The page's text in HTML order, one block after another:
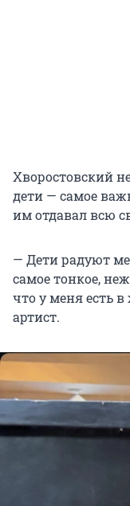
Хворостовский
дети — самое
им отдавал всю
— Дети радуют
самое тонкое,
что у меня есть
артист.